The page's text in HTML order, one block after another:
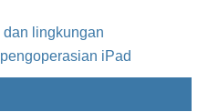
dan lingkungan
iPad